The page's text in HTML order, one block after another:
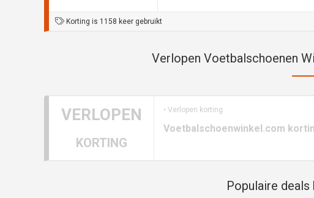
Korting is 1158 keer gebruikt
Verlopen Voetbalschoenen
VERLOPEN
KORTING
• Verlopen korting
Voetbalschoenwinkel.com
Populaire